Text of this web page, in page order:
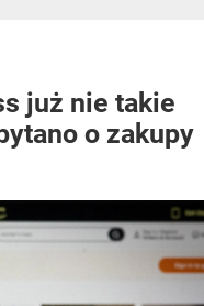
już nie takie
o zakupy